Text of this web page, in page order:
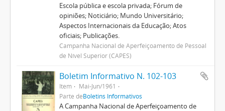
Escola pública e escola privada; Fórum de
opiniões; Noticiário; Mundo Universitário;
Aspectos Internacionais da Educação; Atos
oficiais; Publicações.
Campanha Nacional de Aperfeiçoamento de Pessoal
de Nível Superior (CAPES)
Boletim Informativo N. 102-103
Item
Mai-Jun/1961
Parte deBoletins Informativos
A Campanha Nacional de Aperfeiçoamento de